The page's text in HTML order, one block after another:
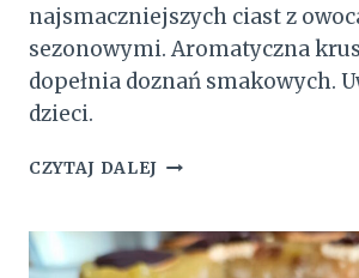
najsmaczniejszych ciast z
sezonowymi. Aromatyczna
dopełnia doznań smakowych.
dzieci.
CZYTAJ DALEJ CIASTO
JABŁKAMI